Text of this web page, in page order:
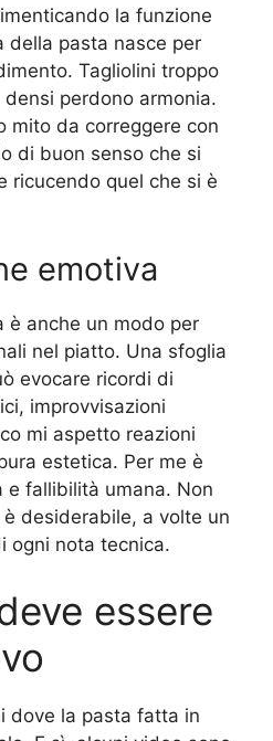
la funzione
della pasta nasce per
Tagliolini troppo
perdono armonia.
mito da correggere con
di buon senso che si
ricucendo quel che si è
emotiva
è anche un modo per
nel piatto. Una sfoglia
evocare ricordi di
improvvisazioni
mi aspetto reazioni
estetica. Per me è
e fallibilità umana. Non
desiderabile, a volte un
ogni nota tecnica.
essere
dove la pasta fatta in